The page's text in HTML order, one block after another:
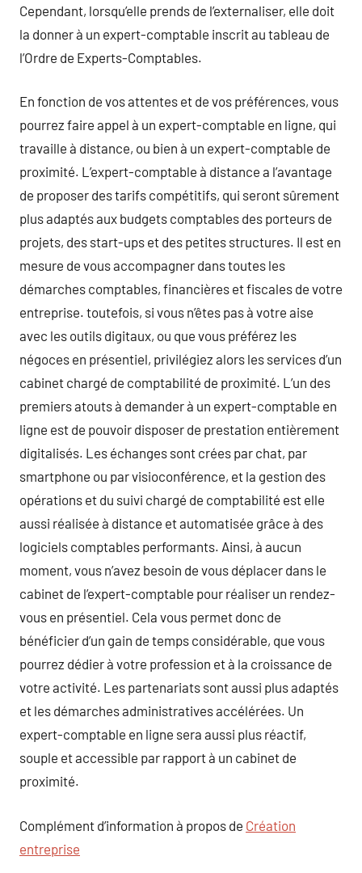
Cependant, lorsqu’elle prends de l’externaliser, elle doit
la donner à un expert-comptable inscrit au tableau de
l’Ordre de Experts-Comptables.
En fonction de vos attentes et de vos préférences, vous
pourrez faire appel à un expert-comptable en ligne, qui
travaille à distance, ou bien à un expert-comptable de
proximité. L’expert-comptable à distance a l’avantage
de proposer des tarifs compétitifs, qui seront sûrement
plus adaptés aux budgets comptables des porteurs de
projets, des start-ups et des petites structures. Il est en
mesure de vous accompagner dans toutes les
démarches comptables, financières et fiscales de votre
entreprise. toutefois, si vous n’êtes pas à votre aise
avec les outils digitaux, ou que vous préférez les
négoces en présentiel, privilégiez alors les services d’un
cabinet chargé de comptabilité de proximité. L’un des
premiers atouts à demander à un expert-comptable en
ligne est de pouvoir disposer de prestation entièrement
digitalisés. Les échanges sont crées par chat, par
smartphone ou par visioconférence, et la gestion des
opérations et du suivi chargé de comptabilité est elle
aussi réalisée à distance et automatisée grâce à des
logiciels comptables performants. Ainsi, à aucun
moment, vous n’avez besoin de vous déplacer dans le
cabinet de l’expert-comptable pour réaliser un rendez-
vous en présentiel. Cela vous permet donc de
bénéficier d’un gain de temps considérable, que vous
pourrez dédier à votre profession et à la croissance de
votre activité. Les partenariats sont aussi plus adaptés
et les démarches administratives accélérées. Un
expert-comptable en ligne sera aussi plus réactif,
souple et accessible par rapport à un cabinet de
proximité.
Complément d’information à propos de Création
entreprise